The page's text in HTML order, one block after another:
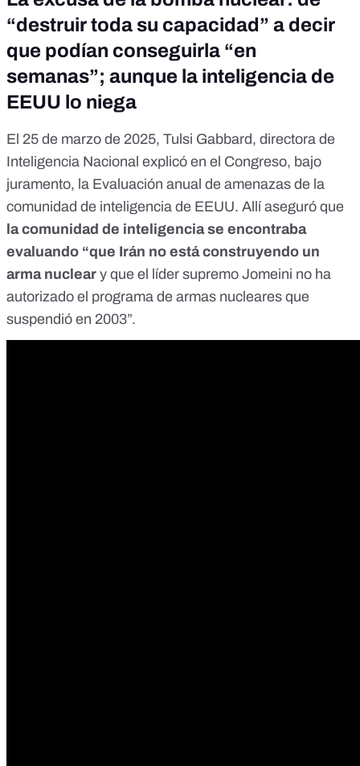
“destruir toda su capacidad” a decir
que podían conseguirla “en
semanas”; aunque la inteligencia de
EEUU lo niega
El 25 de marzo de 2025, Tulsi Gabbard, directora de
Inteligencia Nacional explicó en el Congreso, bajo
juramento, la Evaluación anual de amenazas de la
comunidad de inteligencia de EEUU. Allí aseguró que
la comunidad de inteligencia se encontraba
evaluando “que Irán no está construyendo un
arma nuclear y que el líder supremo Jomeini no ha
autorizado el programa de armas nucleares que
suspendió en 2003”.